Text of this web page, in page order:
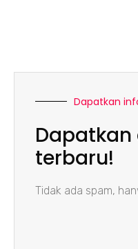
Dapatkan
terbaru!
Tidak ada spam,